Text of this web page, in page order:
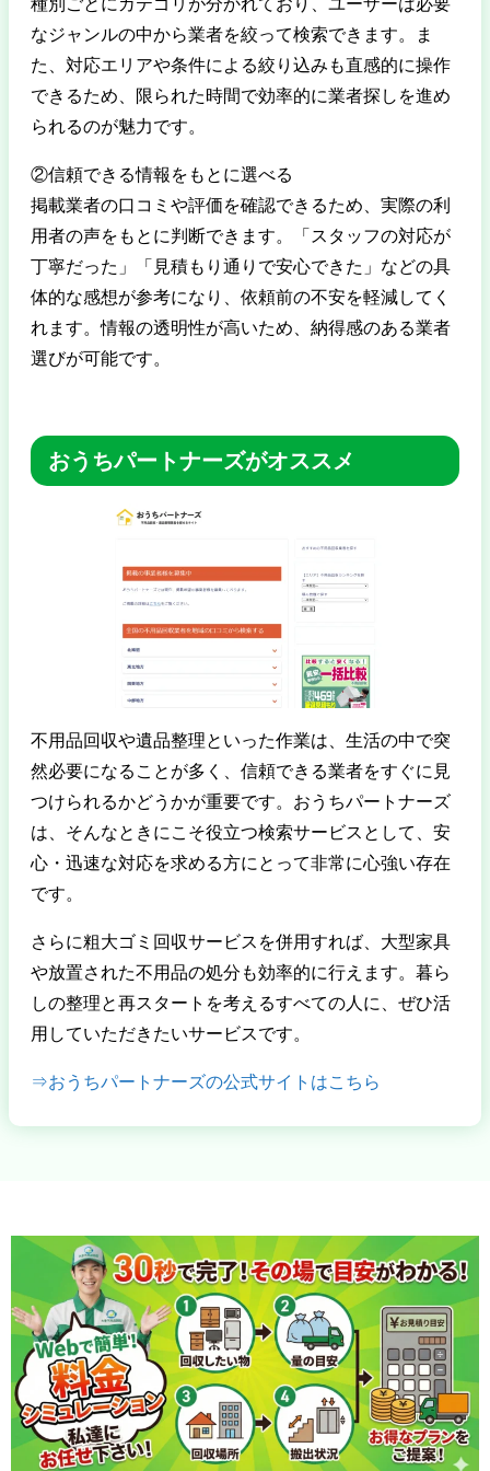
なジャンルの中から業者を絞って検索できます。ま
た、対応エリアや条件による絞り込みも直感的に操作
できるため、限られた時間で効率的に業者探しを進め
られるのが魅力です。
②信頼できる情報をもとに選べる
掲載業者の口コミや評価を確認できるため、実際の利
用者の声をもとに判断できます。「スタッフの対応が
丁寧だった」「見積もり通りで安心できた」などの具
体的な感想が参考になり、依頼前の不安を軽減してく
れます。情報の透明性が高いため、納得感のある業者
選びが可能です。
おうちパートナーズがオススメ
不用品回収や遺品整理といった作業は、生活の中で突
然必要になることが多く、信頼できる業者をすぐに見
つけられるかどうかが重要です。おうちパートナーズ
は、そんなときにこそ役立つ検索サービスとして、安
心・迅速な対応を求める方にとって非常に心強い存在
です。
さらに粗大ゴミ回収サービスを併用すれば、大型家具
や放置された不用品の処分も効率的に行えます。暮ら
しの整理と再スタートを考えるすべての人に、ぜひ活
用していただきたいサービスです。
⇒おうちパートナーズの公式サイトはこちら